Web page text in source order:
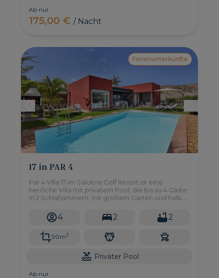
Ab nur
175,00 €/ Nacht
Ferienunterkünfte
17 in PAR 4
Par 4 Villa 17 im Salobre Golf Resort ist eine
herrliche Villa mit privatem Pool, die bis zu 4 Gäste
in 2 Schlafzimmern, mit großem Garten und halb
4 2 2
90m2
Privater Pool
Ab nur